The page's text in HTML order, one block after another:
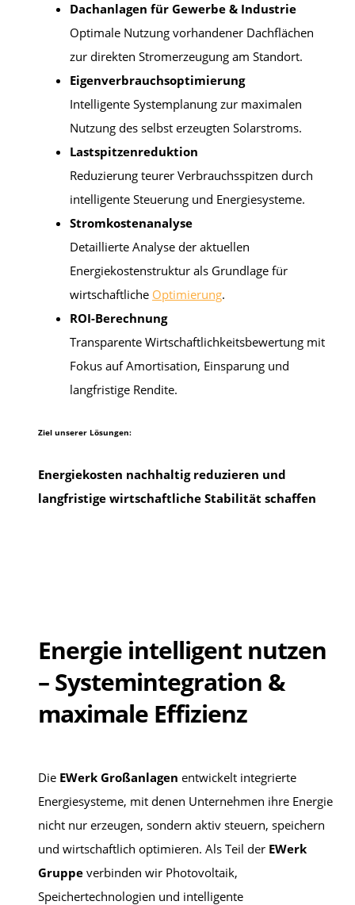
Dachanlagen für Gewerbe & Industrie
Optimale Nutzung vorhandener Dachflächen
zur direkten Stromerzeugung am Standort.
Eigenverbrauchsoptimierung
Intelligente Systemplanung zur maximalen
Nutzung des selbst erzeugten Solarstroms.
Lastspitzenreduktion
Reduzierung teurer Verbrauchsspitzen durch
intelligente Steuerung und Energiesysteme.
Stromkostenanalyse
Detaillierte Analyse der aktuellen
Energiekostenstruktur als Grundlage für
wirtschaftliche Optimierung.
ROI-Berechnung
Transparente Wirtschaftlichkeitsbewertung mit
Fokus auf Amortisation, Einsparung und
langfristige Rendite.
Ziel unserer Lösungen:
Energiekosten nachhaltig reduzieren und
langfristige wirtschaftliche Stabilität schaffen
Energie intelligent nutzen
– Systemintegration &
maximale Effizienz
Die EWerk Großanlagen entwickelt integrierte
Energiesysteme, mit denen Unternehmen ihre Energie
nicht nur erzeugen, sondern aktiv steuern, speichern
und wirtschaftlich optimieren. Als Teil der EWerk
Gruppe verbinden wir Photovoltaik,
Speichertechnologien und intelligente